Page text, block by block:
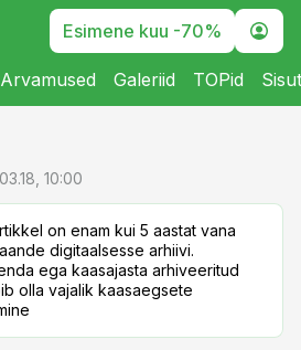
Esimene kuu -70%
Arvamused Galeriid TOPid
10:00
on enam kui 5 aastat vana
digitaalsesse arhiivi.
ega kaasajasta arhiveeritud
olla vajalik kaasaegsete